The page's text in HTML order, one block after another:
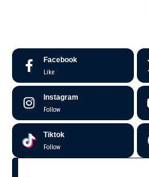
Facebook
Like
Instagram
Follow
Tiktok
Follow